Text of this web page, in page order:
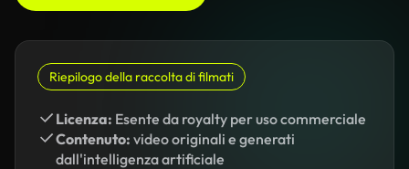
Riepilogo della raccolta di filmati
Licenza: Esente da royalty per uso commerciale
Contenuto: video originali e generati
dall'intelligenza artificiale